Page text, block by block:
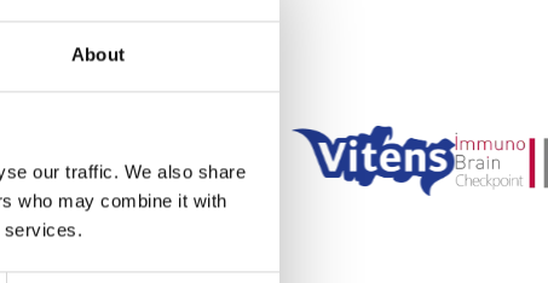
About
our traffic. We also share
who may combine it with
services.